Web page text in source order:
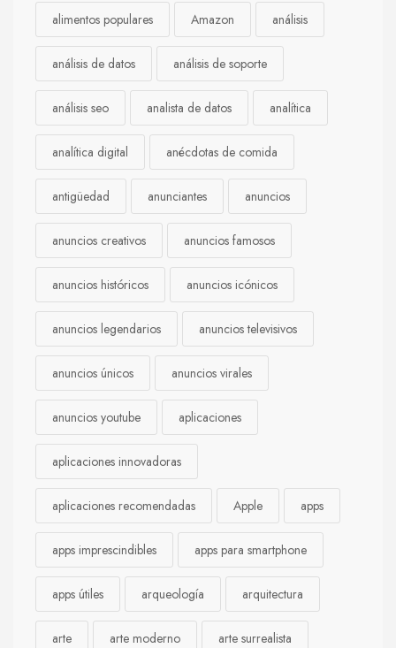
alimentos populares Amazon análisis
análisis de datos análisis de soporte
análisis seo analista de datos analítica
analítica digital anécdotas de comida
antigüedad anunciantes anuncios
anuncios creativos anuncios famosos
anuncios históricos anuncios icónicos
anuncios legendarios anuncios televisivos
anuncios únicos anuncios virales
anuncios youtube aplicaciones
aplicaciones innovadoras
aplicaciones recomendadas Apple apps
apps imprescindibles apps para smartphone
apps útiles arqueología arquitectura
arte arte moderno arte surrealista